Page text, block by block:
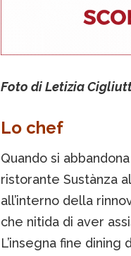
Foto di Letizia
Lo chef
Quando si
ristorante Sustànza
all’interno della
che nitida di aver
L’insegna fine